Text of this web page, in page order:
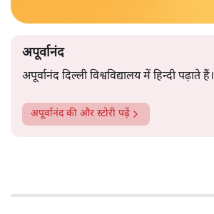
अपूर्वानंद
अपूर्वानंद दिल्ली विश्वविद्यालय में हिन्दी पढ़ाते हैं।
अपूर्वानंदकी और स्टोरी पढ़ें